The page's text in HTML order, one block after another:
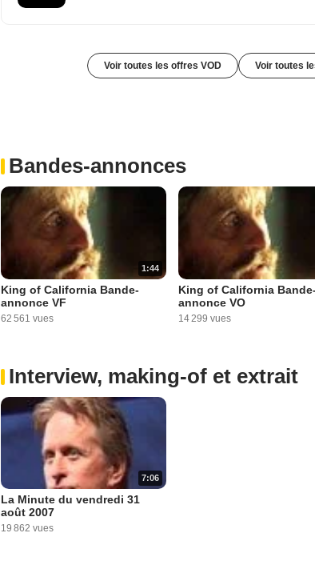
Voir toutes les offres VOD Voir toutes
Bandes-annonces
1:44
King of California Bande-
annonce VF
62 561 vues
King of California
annonce VO
14 299 vues
Interview, making-of et extrait
7:06
La Minute du vendredi 31
août 2007
19 862 vues